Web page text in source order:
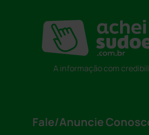
A informação com
Fale/Anuncie